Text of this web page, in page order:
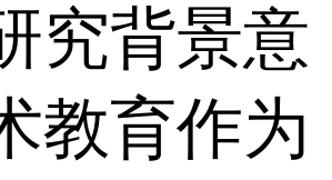
究背景意
教育作为